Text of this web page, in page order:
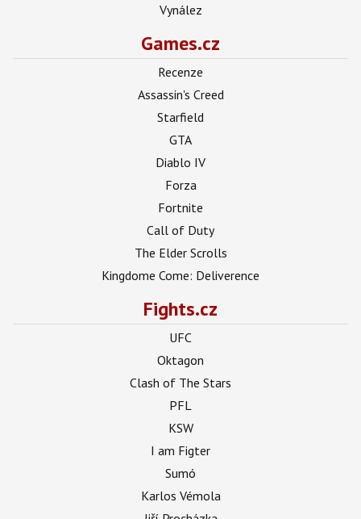
Vynález
Games.cz
Recenze
Assassin's Creed
Starfield
GTA
Diablo IV
Forza
Fortnite
Call of Duty
The Elder Scrolls
Kingdome Come: Deliverence
Fights.cz
UFC
Oktagon
Clash of The Stars
PFL
KSW
I am Figter
Sumó
Karlos Vémola